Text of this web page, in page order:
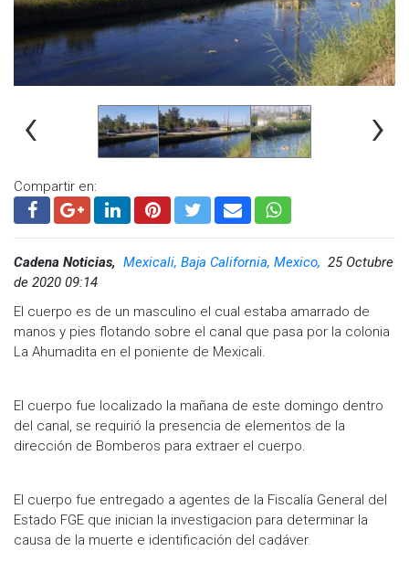
‹ ›
Compartir en:
Cadena Noticias, Mexicali, Baja California, Mexico, 25 Octubre
de 2020 09:14
El cuerpo es de un masculino el cual estaba amarrado de
manos y pies flotando sobre el canal que pasa por la colonia
La Ahumadita en el poniente de Mexicali.
El cuerpo fue localizado la mañana de este domingo dentro
del canal, se requirió la presencia de elementos de la
dirección de Bomberos para extraer el cuerpo.
El cuerpo fue entregado a agentes de la Fiscalía General del
Estado FGE que inician la investigacion para determinar la
causa de la muerte e identificación del cadáver.